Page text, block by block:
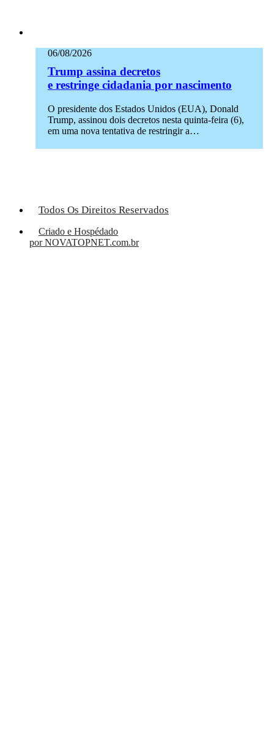
06/08/2026
Trump assina decretos
e restringe cidadania por nascimento
O presidente dos Estados Unidos (EUA), Donald
Trump, assinou dois decretos nesta quinta-feira (6),
em uma nova tentativa de restringir a…
Todos Os Direitos Reservados
Criado e Hospédado
por NOVATOPNET.com.br